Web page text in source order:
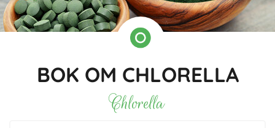
BOK OM CHLORELLA
Chlorella